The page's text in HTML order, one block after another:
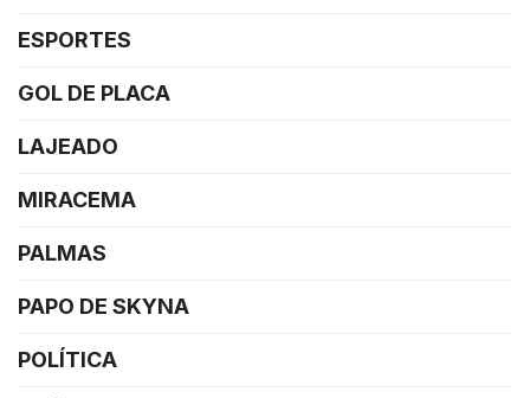
ESPORTES
GOL DE PLACA
LAJEADO
MIRACEMA
PALMAS
PAPO DE SKYNA
POLÍTICA